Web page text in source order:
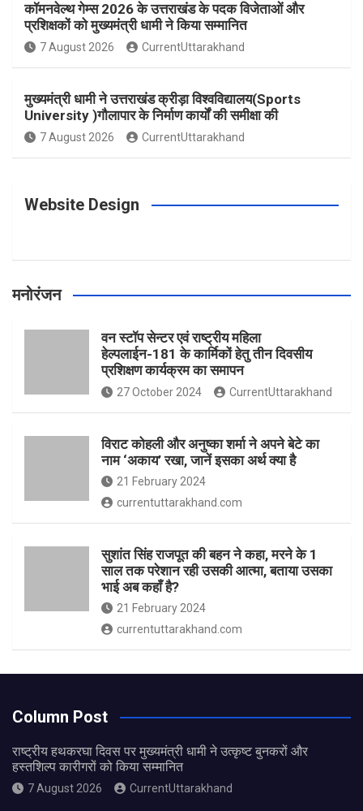
o
k
g
a
r
s
e
कॉमनवेल्थ गेम्स 2026 के उत्तराखंड के पदक विजेताओं और
प्रशिक्षकों को मुख्यमंत्री धामी ने किया सम्मानित
7 August 2026 CurrentUttarakhand
मुख्यमंत्री धामी ने उत्तराखंड क्रीड़ा विश्वविद्यालय(Sports
University )गौलापार के निर्माण कार्यों की समीक्षा की
7 August 2026 CurrentUttarakhand
Website Design
मनोरंजन
वन स्टॉप सेन्टर एवं राष्ट्रीय महिला
हेल्पलाईन-181 के कार्मिकों हेतु तीन दिवसीय
प्रशिक्षण कार्यक्रम का समापन
27 October 2024 CurrentUttarakhand
विराट कोहली और अनुष्का शर्मा ने अपने बेटे का
नाम ‘अकाय’ रखा, जानें इसका अर्थ क्‍या है
21 February 2024
currentuttarakhand.com
सुशांत सिंह राजपूत की बहन ने कहा, मरने के 1
साल तक परेशान रही उसकी आत्मा, बताया उसका
भाई अब कहाँ है?
21 February 2024
currentuttarakhand.com
Column Post
राष्ट्रीय हथकरघा दिवस पर मुख्यमंत्री धामी ने उत्कृष्ट बुनकरों और
हस्तशिल्प कारीगरों को किया सम्मानित
7 August 2026 CurrentUttarakhand